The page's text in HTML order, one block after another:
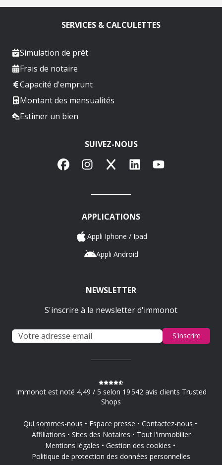
SERVICES & CALCULETTES
Simulation de prêt
Frais de notaire
Capacité d'emprunt
Montant des mensualités
Estimer un bien
SUIVEZ-NOUS
FacebookInstagram
X LinkedInYouTube
APPLICATIONS
Appli Iphone / Ipad
Appli Android
NEWSLETTER
S'inscrire à la newsletter d'immonot
S'inscrire
Immonot est noté 4,49 / 5 selon 19 542 avis clients Trusted
Shops
Qui sommes-nous Espace presse
Contactez-nous
Affiliations
Sites des Notaires
Tout l'immobilier
Mentions légales
Gestion des cookies
Politique de protection des données personnelles